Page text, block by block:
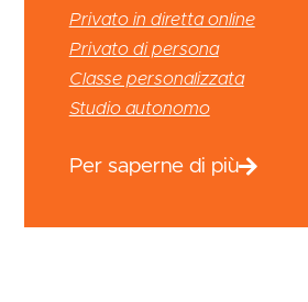
Privato in diretta online
Privato di persona
Classe personalizzata
Studio autonomo
Per saperne di più